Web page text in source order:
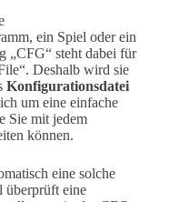
ein Spiel oder ein
„CFG“ steht dabei für
Deshalb wird sie
Konfigurationsdatei
um eine einfache
Sie mit jedem
können.
eine solche
überprüft eine